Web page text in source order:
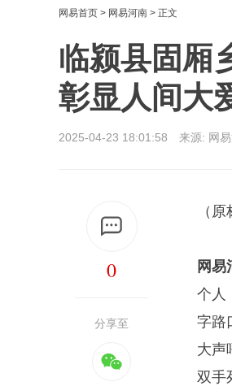
网易首页 > 网易河南 > 正文
临颍县固厢
彰显人间大
2025-04-23 18:01:58 来源: 网
0
分享至
（
网易
个人
字路
大声
双手